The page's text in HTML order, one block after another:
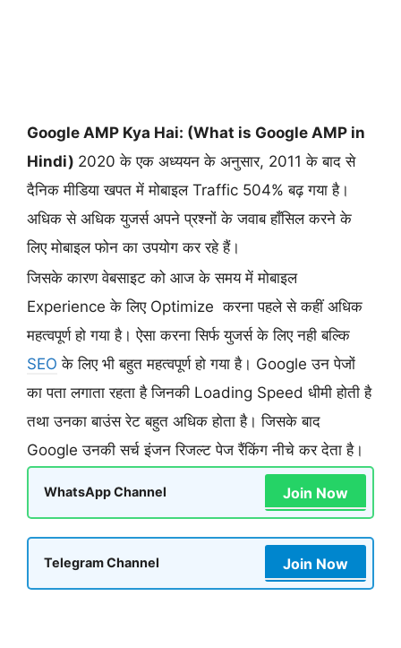
Google AMP Kya Hai: (What is Google AMP in
Hindi) 2020 के एक अध्ययन के अनुसार, 2011 के बाद से
दैनिक मीडिया खपत में मोबाइल Traffic 504% बढ़ गया है।
अधिक से अधिक युजर्स अपने प्रश्नों के जवाब हाँसिल करने के
लिए मोबाइल फोन का उपयोग कर रहे हैं।
जिसके कारण वेबसाइट को आज के समय में मोबाइल
Experience के लिए Optimize करना पहले से कहीं अधिक
महत्वपूर्ण हो गया है। ऐसा करना सिर्फ युजर्स के लिए नही बल्कि
SEO के लिए भी बहुत महत्वपूर्ण हो गया है। Google उन पेजों
का पता लगाता रहता है जिनकी Loading Speed धीमी होती है
तथा उनका बाउंस रेट बहुत अधिक होता है। जिसके बाद
Google उनकी सर्च इंजन रिजल्ट पेज रैंकिंग नीचे कर देता है।
WhatsApp Channel Join Now
Telegram Channel Join Now